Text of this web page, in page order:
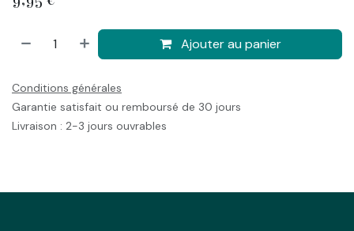
Ajouter au panier
Conditions générales
Garantie satisfait ou remboursé de 30 jours
Livraison : 2-3 jours ouvrables